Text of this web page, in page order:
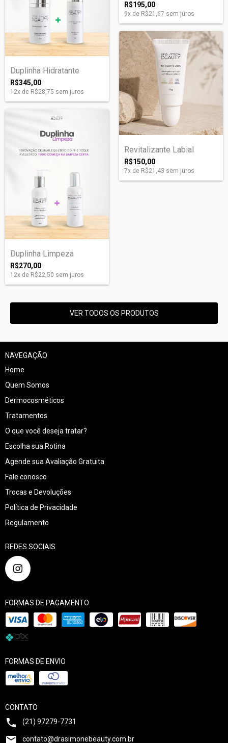
Duplinha Hidratante
R$345,00
12x de R$28,75 sem juros
R$195,00
9x de R$21,67 sem juros
Duplinha Limpeza
R$270,00
12x de R$22,50 sem juros
Revitalizante Labial
R$150,00
7x de R$21,43 sem juros
VER TODOS OS PRODUTOS
NAVEGAÇÃO
Home
Quem Somos
Dermocosméticos
Tratamentos
O que você deseja tratar?
Escolha sua Rotina
Agende sua Avaliação Gratuita
Fale conosco
Trocas e Devoluções
Política de Privacidade
Regulamento
REDES SOCIAIS
FORMAS DE PAGAMENTO
FORMAS DE ENVIO
CONTATO
(21) 97279-7731
contato@drasimonebeauty.com.br